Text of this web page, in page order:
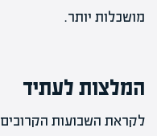
מושכלות יותר.
המלצות לעתיד
לקראת השבועות